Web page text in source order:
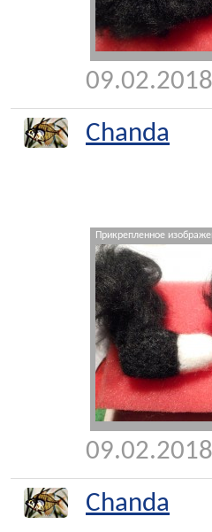
Chanda
Прикрепленное
Chanda